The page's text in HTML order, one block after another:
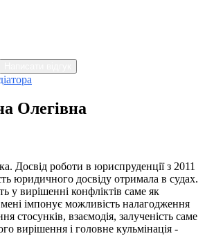
Олегівна
Досвід роботи в юриспруденції з 2011
юридичного досвіду отримала в судах.
у вирішенні конфліктів саме як
мені імпонує можливість налагодження
стосунків, взаємодія, залученість саме
вирішення і головне кульмінація -